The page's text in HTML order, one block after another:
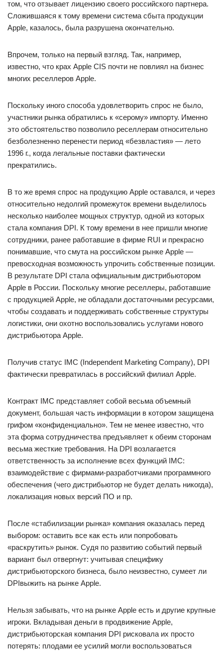
том, что отзывает лицензию своего российского партнера.
Сложившаяся к тому времени система сбыта продукции
Apple, казалось, была разрушена окончательно.
Впрочем, только на первый взгляд. Так, например,
известно, что крах Apple CIS почти не повлиял на бизнес
многих реселлеров Apple.
Поскольку иного способа удовлетворить спрос не было,
участники рынка обратились к «серому» импорту. Именно
это обстоятельство позволило реселлерам относительно
безболезненно перенести период «безвластия» — лето
1996 г., когда легальные поставки фактически
прекратились.
В то же время спрос на продукцию Apple оставался, и через
относительно недолгий промежуток времени выделилось
несколько наиболее мощных структур, одной из которых
стала компания DPI. К тому времени в нее пришли многие
сотрудники, ранее работавшие в фирме RUI и прекрасно
понимавшие, что смута на российском рынке Apple —
превосходная возможность упрочить собственные позиции.
В результате DPI стала официальным дистрибьютором
Apple в России. Поскольку многие реселлеры, работавшие
с продукцией Apple, не обладали достаточными ресурсами,
чтобы создавать и поддерживать собственные структуры
логистики, они охотно воспользовались услугами нового
дистрибьютора Apple.
Получив статус IMC (Independent Marketing Company), DPI
фактически превратилась в российский филиал Apple.
Контракт IMC представляет собой весьма объемный
документ, большая часть информации в котором защищена
грифом «конфиденциально». Тем не менее известно, что
эта форма сотрудничества предъявляет к обеим сторонам
весьма жесткие требования. На DPI возлагается
ответственность за исполнение всех функций IMC:
взаимодействие с фирмами-разработчиками программного
обеспечения (чего дистрибьютор не будет делать никогда),
локализация новых версий ПО и пр.
После «стабилизации рынка» компания оказалась перед
выбором: оставить все как есть или попробовать
«раскрутить» рынок. Судя по развитию событий первый
вариант был отвергнут: учитывая специфику
дистрибьюторского бизнеса, было неизвестно, сумеет ли
DPIвыжить на рынке Apple.
Нельзя забывать, что на рынке Apple есть и другие крупные
игроки. Вкладывая деньги в продвижение Apple,
дистрибьюторская компания DPI рисковала их просто
потерять: плодами ее усилий могли воспользоваться